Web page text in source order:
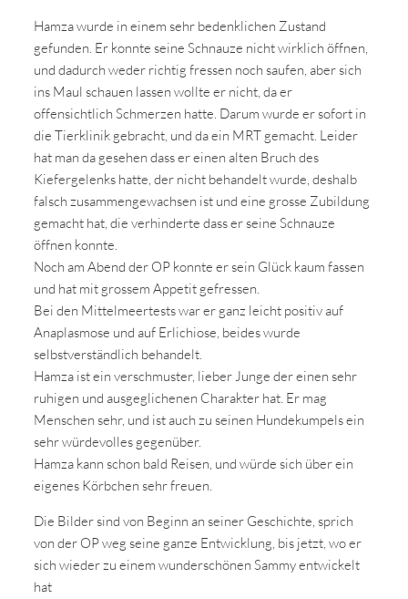
Hamza wurde in einem sehr bedenklichen Zustand
gefunden. Er konnte seine Schnauze nicht wirklich öffnen,
und dadurch weder richtig fressen noch saufen, aber sich
ins Maul schauen lassen wollte er nicht, da er
offensichtlich Schmerzen hatte. Darum wurde er sofort in
die Tierklinik gebracht, und da ein MRT gemacht. Leider
hat man da gesehen dass er einen alten Bruch des
Kiefergelenks hatte, der nicht behandelt wurde, deshalb
falsch zusammengewachsen ist und eine grosse Zubildung
gemacht hat, die verhinderte dass er seine Schnauze
öffnen konnte.
Noch am Abend der OP konnte er sein Glück kaum fassen
und hat mit grossem Appetit gefressen.
Bei den Mittelmeertests war er ganz leicht positiv auf
Anaplasmose und auf Erlichiose, beides wurde
selbstverständlich behandelt.
Hamza ist ein verschmuster, lieber Junge der einen sehr
ruhigen und ausgeglichenen Charakter hat. Er mag
Menschen sehr, und ist auch zu seinen Hundekumpels ein
sehr würdevolles gegenüber.
Hamza kann schon bald Reisen, und würde sich über ein
eigenes Körbchen sehr freuen.
Die Bilder sind von Beginn an seiner Geschichte, sprich
von der OP weg seine ganze Entwicklung, bis jetzt, wo er
sich wieder zu einem wunderschönen Sammy entwickelt
hat